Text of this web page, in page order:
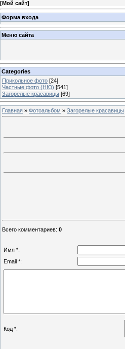
[Мой сайт]
Форма входа
Меню сайта
Categories
Прикольное фото [24]
Частные фото (НЮ) [541]
Загорелые красавицы [69]
Главная » Фотоальбом » Загорелые красавицы
Всего комментариев: 0
Имя *:
Email *:
Код *: